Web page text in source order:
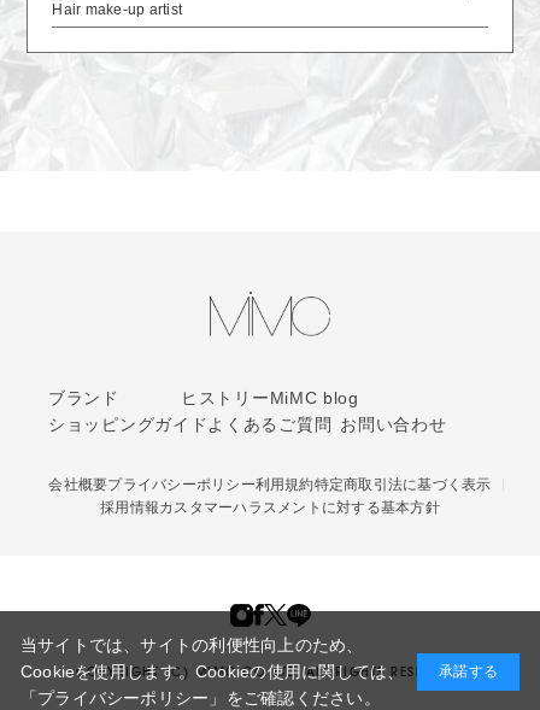
Hair make-up artist
ブランド ヒストリーMiMC blog
ショッピングガイド よくあるご質問 お問い合わせ
会社概要プライバシーポリシー利用規約特定商取引法に基づく表示
採用情報カスタマーハラスメントに対する基本方針
COPYRIGHT (C) MIMC CO. LTD. ALL RIGHTS RESERVED.
当サイトでは、サイトの利便性向上のため、
Cookieを使用します。Cookieの使用に関しては、
「プライバシーポリシー」 をご確認ください。
承諾する